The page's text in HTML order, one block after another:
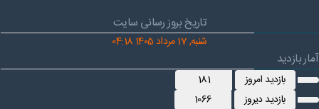
تاریخ بروز رسانی سایت
شنبه, 17 مرداد 1405 04:18
آمار بازدید
بازدید امروز
181
بازدید دیروز
1066